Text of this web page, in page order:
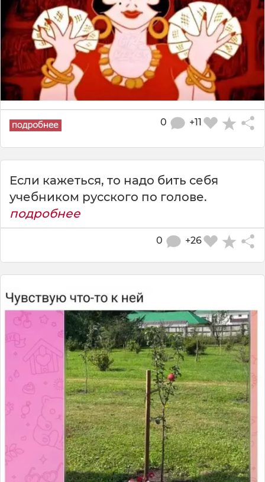
+11
0
Если кажеться, то надо бить себя
учебником русского по голове.
подробнее
+26
0